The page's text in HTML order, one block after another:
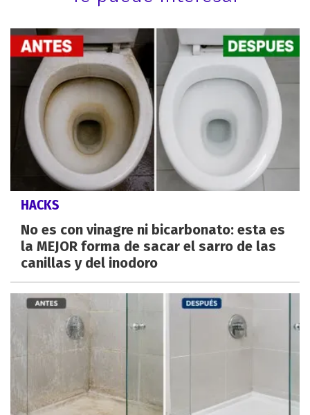
HACKS
No es con vinagre ni bicarbonato: esta es
la MEJOR forma de sacar el sarro de las
canillas y del inodoro